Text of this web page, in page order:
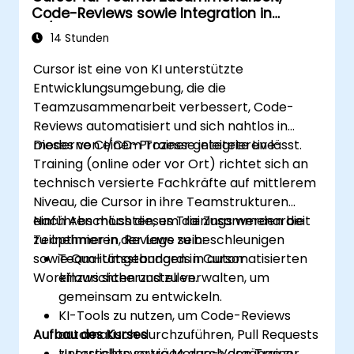
Code-Reviews sowie Integration in
CI/CD-Workflows
14 Stunden
Cursor ist eine von KI unterstützte
Entwicklungsumgebung, die die
Teamzusammenarbeit verbessert, Code-
Reviews automatisiert und sich nahtlos in
moderne CI/CD-Prozesse integrieren lässt.
Dieses von einem Trainer geleitete Live-
Training (online oder vor Ort) richtet sich an
technisch versierte Fachkräfte auf mittlerem
Niveau, die Cursor in ihre Teamstrukturen
einführen möchten, um die Zusammenarbeit
zu optimieren, Reviews zu beschleunigen
sowie Qualitätsstandards in automatisierten
Workflows sicherzustellen.
Nach Abschluss dieses Trainings werden die
Teilnehmer in der Lage sein:
Team-Umgebungen in Cursor
einzurichten und zu verwalten, um
gemeinsam zu entwickeln.
KI-Tools zu nutzen, um Code-Reviews
automatisch durchzuführen, Pull Requests
Aufbau des Kurses